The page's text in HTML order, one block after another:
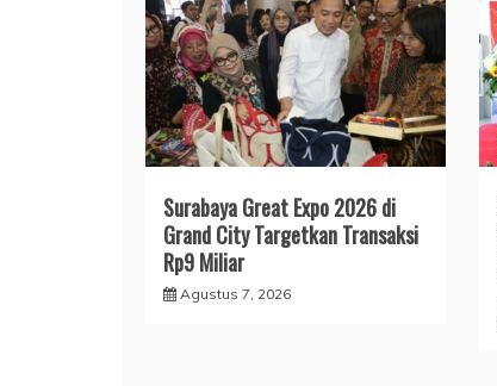
Surabaya Great Expo 2026 di
Grand City Targetkan Transaksi
Rp9 Miliar
Agustus 7, 2026